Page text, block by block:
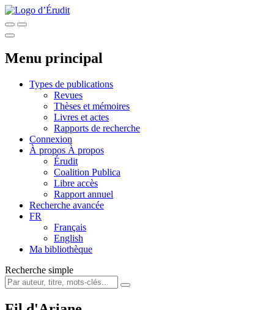
Menu principal
Types de publications
Revues
Thèses et mémoires
Livres et actes
Rapports de recherche
Connexion
À propos À propos
Érudit
Coalition Publica
Libre accès
Rapport annuel
Recherche avancée
FR
Français
English
Ma bibliothèque
Recherche simple